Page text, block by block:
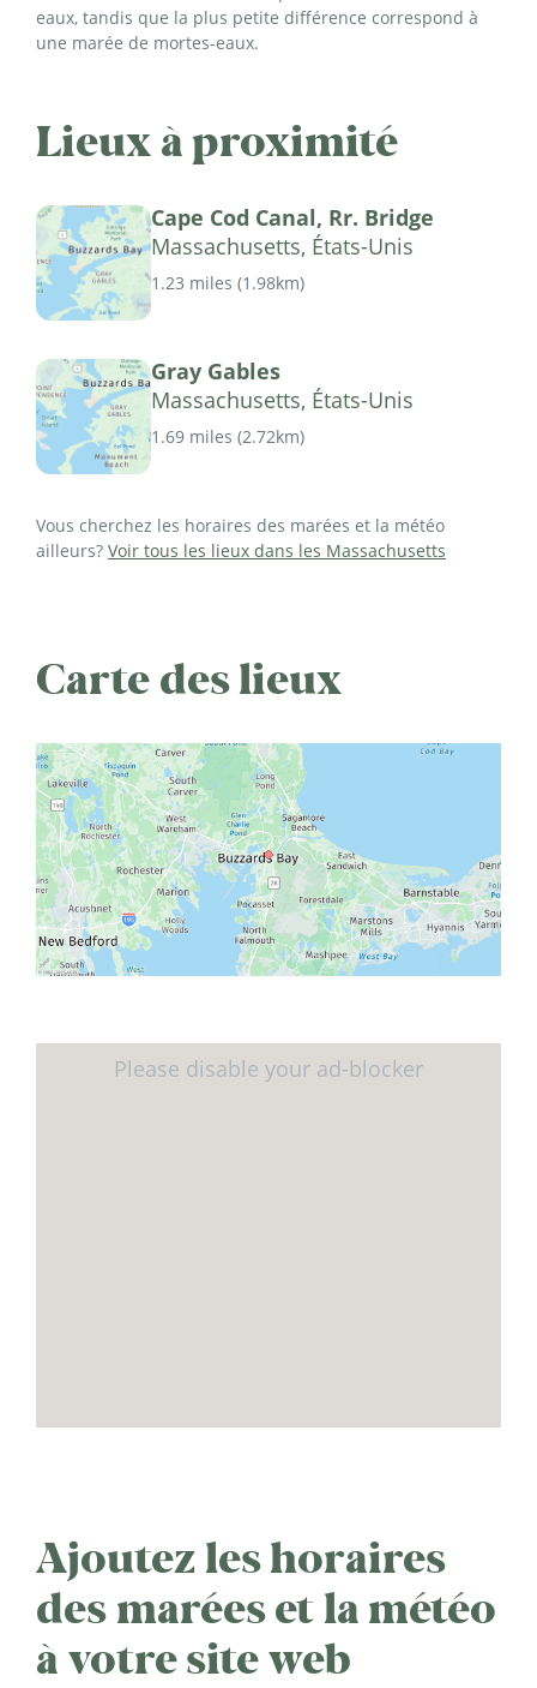
eaux, tandis que la plus petite différence correspond à
une marée de mortes-eaux.
Lieux à proximité
Cape Cod Canal, Rr. Bridge
Massachusetts, États-Unis
1.23 miles (1.98km)
Gray Gables
Massachusetts, États-Unis
1.69 miles (2.72km)
Vous cherchez les horaires des marées et la météo
ailleurs? Voir tous les lieux dans les Massachusetts
Carte des lieux
Ajoutez les horaires
des marées et la météo
à votre site web